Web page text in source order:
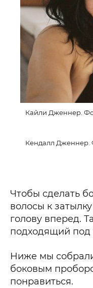
Кайли Дженнер.
Кендалл Дженнер.
Чтобы сделать
волосы к
голову вперед.
подходящий под
Ниже мы
боковым
понравиться.